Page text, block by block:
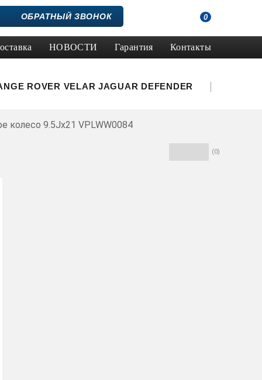
ОБРАТНЫЙ ЗВОНОК 0
НОВОСТИ Гарантия Контакты
ROVER VELAR JAGUAR DEFENDER
колесо 9.5Jx21 VPLWW0084
(0)